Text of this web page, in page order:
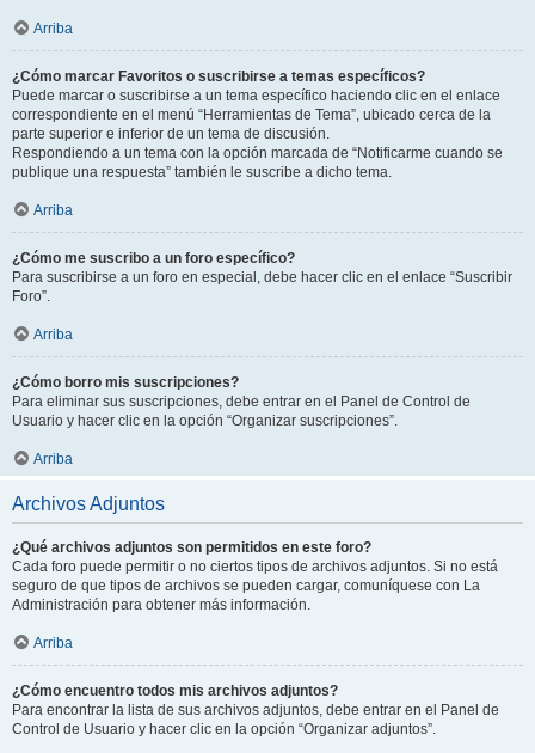
Arriba
¿Cómo marcar Favoritos o suscribirse a temas específicos?
Puede marcar o suscribirse a un tema específico haciendo clic en el enlace
correspondiente en el menú “Herramientas de Tema”, ubicado cerca de la
parte superior e inferior de un tema de discusión.
Respondiendo a un tema con la opción marcada de “Notificarme cuando se
publique una respuesta” también le suscribe a dicho tema.
Arriba
¿Cómo me suscribo a un foro específico?
Para suscribirse a un foro en especial, debe hacer clic en el enlace “Suscribir
Foro”.
Arriba
¿Cómo borro mis suscripciones?
Para eliminar sus suscripciones, debe entrar en el Panel de Control de
Usuario y hacer clic en la opción “Organizar suscripciones”.
Arriba
Archivos Adjuntos
¿Qué archivos adjuntos son permitidos en este foro?
Cada foro puede permitir o no ciertos tipos de archivos adjuntos. Si no está
seguro de que tipos de archivos se pueden cargar, comuníquese con La
Administración para obtener más información.
Arriba
¿Cómo encuentro todos mis archivos adjuntos?
Para encontrar la lista de sus archivos adjuntos, debe entrar en el Panel de
Control de Usuario y hacer clic en la opción “Organizar adjuntos”.